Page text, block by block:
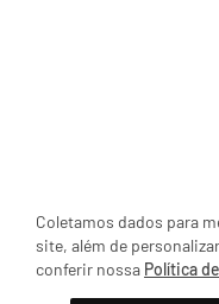
Coletamos dados para
site, além de
conferir nossa Política